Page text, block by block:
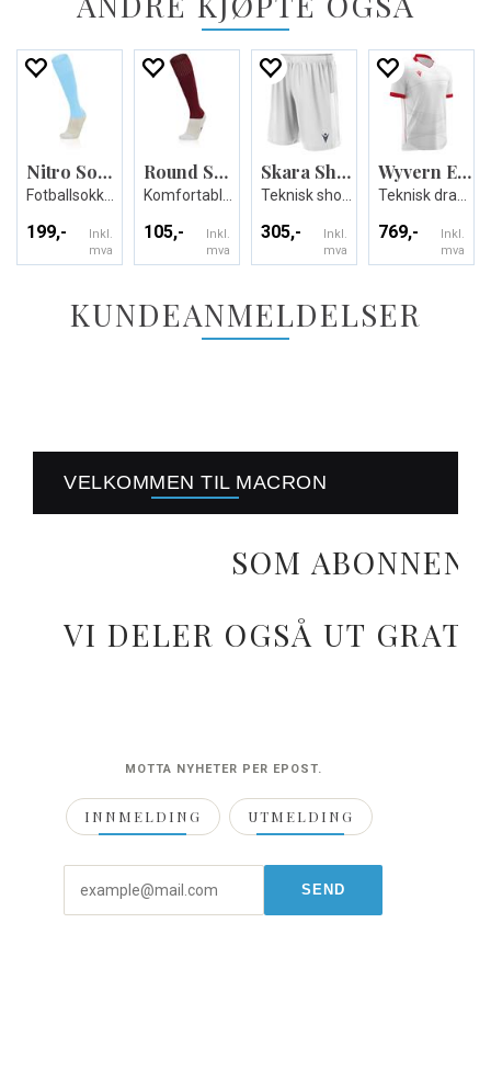
Nitro Socks
199,-
Inkl.
mva
Round Socks
105,-
Inkl.
mva
Skara Short
305,-
Inkl.
mva
Wyvern Eco Match Day Shirt
769,-
Inkl.
mva
KUNDEANMELDELSER
VELKOMMEN TIL MACRON
SOM
VI DELER OGSÅ UT
MOTTA NYHETER PER EPOST.
INNMELDING UTMELDING